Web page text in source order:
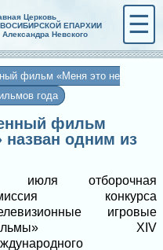
Церковь
ЕПАРХИИ
Невского
☰
фильм «Меня это не
года
фильм
назван одним из
июля отборочная
конкурса
игровые
XIV